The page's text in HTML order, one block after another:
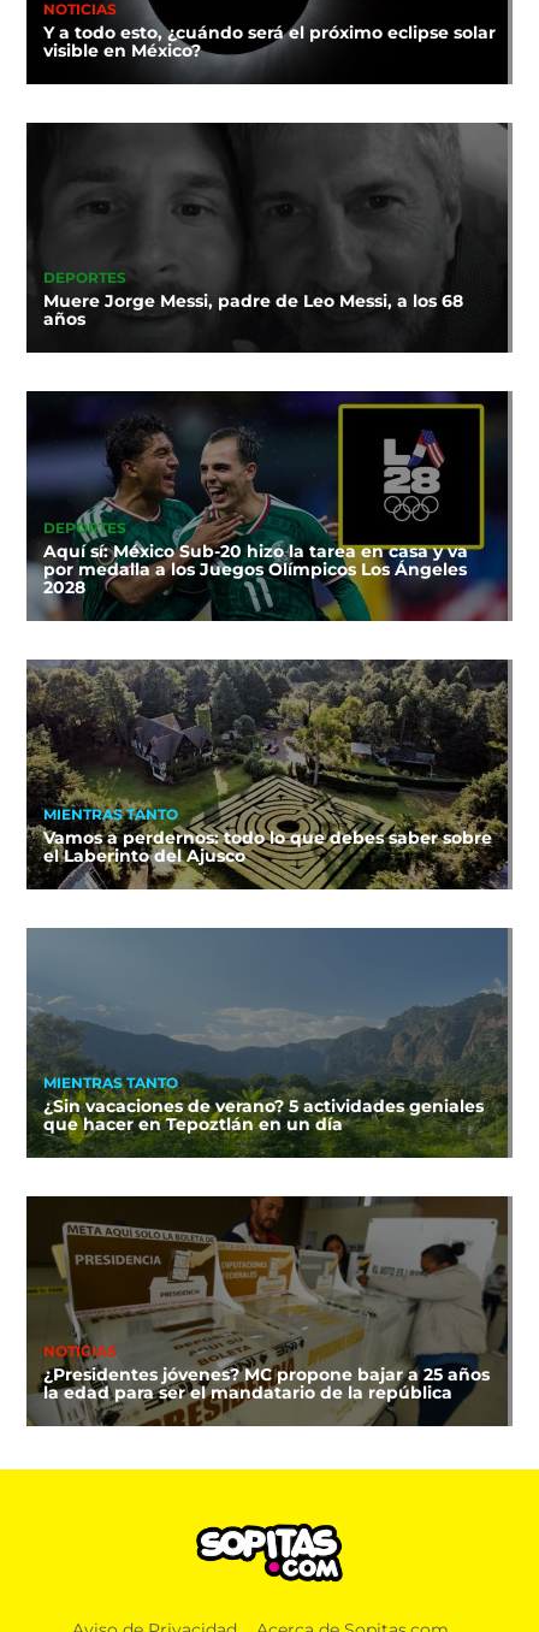
NOTICIAS
Y a todo esto, ¿cuándo será el próximo eclipse solar
visible en México?
DEPORTES
Muere Jorge Messi, padre de Leo Messi, a los 68
años
DEPORTES
Aquí sí: México Sub-20 hizo la tarea en casa y va
por medalla a los Juegos Olímpicos Los Ángeles
2028
MIENTRAS TANTO
Vamos a perdernos: todo lo que debes saber sobre
el Laberinto del Ajusco
MIENTRAS TANTO
¿Sin vacaciones de verano? 5 actividades geniales
que hacer en Tepoztlán en un día
NOTICIAS
¿Presidentes jóvenes? MC propone bajar a 25 años
la edad para ser el mandatario de la república